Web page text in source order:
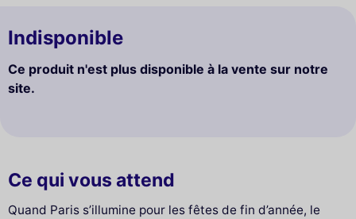
Indisponible
Ce produit n'est plus disponible à la vente sur notre
site.
Ce qui vous attend
Quand Paris s’illumine pour les fêtes de fin d’année, le